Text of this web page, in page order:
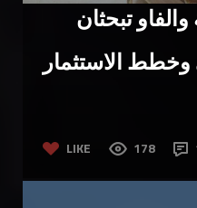
تبحثان
وخطط ‏الاستثمار
LIKE 178